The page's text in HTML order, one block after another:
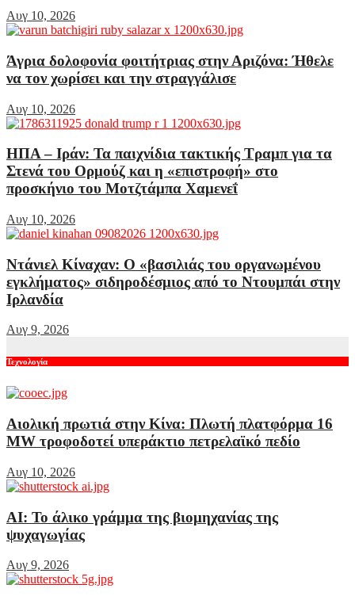
Αυγ 10, 2026
Άγρια δολοφονία φοιτήτριας στην Αριζόνα: Ήθελε
να τον χωρίσει και την στραγγάλισε
Αυγ 10, 2026
ΗΠΑ – Ιράν: Τα παιχνίδια τακτικής Τραμπ για τα
Στενά του Ορμούζ και η «επιστροφή» στο
προσκήνιο του Μοτζτάμπα Χαμενεΐ
Αυγ 10, 2026
Ντάνιελ Κίναχαν: Ο «βασιλιάς του οργανωμένου
εγκλήματος» σιδηροδέσμιος από το Ντουμπάι στην
Ιρλανδία
Αυγ 9, 2026
Τεχνολογία
Αιολική πρωτιά στην Κίνα: Πλωτή πλατφόρμα 16
MW τροφοδοτεί υπεράκτιο πετρελαϊκό πεδίο
Αυγ 10, 2026
AI: Το άλικο γράμμα της βιομηχανίας της
ψυχαγωγίας
Αυγ 9, 2026